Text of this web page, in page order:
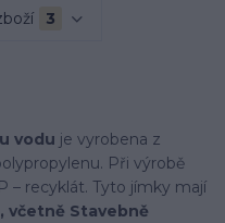
3
vodu je vyrobena z
Při výrobě
– recyklát. Tyto jímky mají
Stavebně